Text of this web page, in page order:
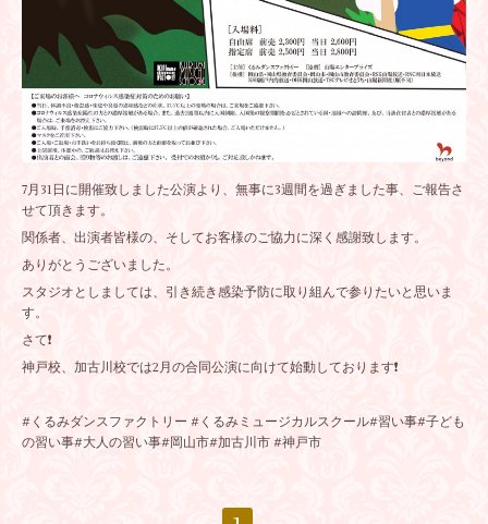
7月31日に開催致しました公演より、無事に3週間を過ぎました事、ご報告さ
せて頂きます。
関係者、出演者皆様の、そしてお客様のご協力に深く感謝致します。
ありがとうございました。
スタジオとしましては、引き続き感染予防に取り組んで参りたいと思いま
す。
さて❗️
神戸校、加古川校では2月の合同公演に向けて始動しております❗️
#くるみダンスファクトリー #くるみミュージカルスクール#習い事#子ども
の習い事#大人の習い事#岡山市#加古川市 #神戸市